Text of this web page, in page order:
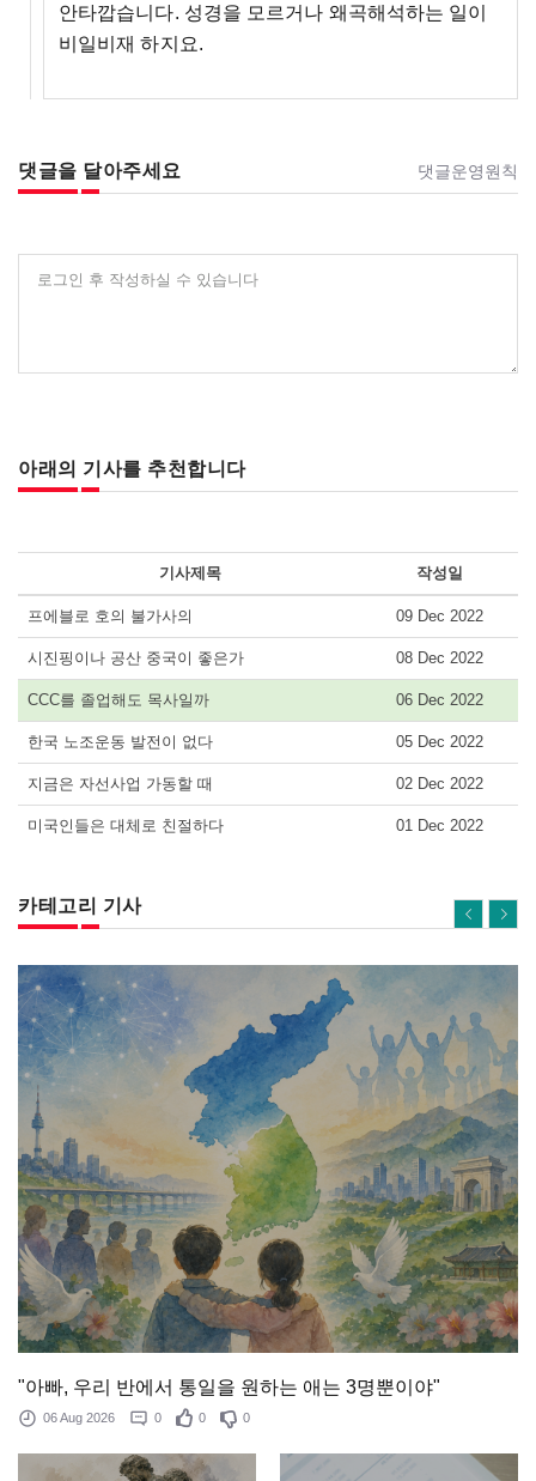
안타깝습니다. 성경을 모르거나 왜곡해석하는 일이
비일비재 하지요.
댓글을 달아주세요 댓글운영원칙
로그인 후 작성하실 수 있습니다
아래의 기사를 추천합니다
기사제목 작성일
프에블로 호의 불가사의 09 Dec 2022
시진핑이나 공산 중국이 좋은가 08 Dec 2022
CCC를 졸업해도 목사일까 06 Dec 2022
한국 노조운동 발전이 없다 05 Dec 2022
지금은 자선사업 가동할 때 02 Dec 2022
미국인들은 대체로 친절하다 01 Dec 2022
카테고리 기사
"아빠, 우리 반에서 통일을 원하는 애는 3명뿐이야"
06 Aug 2026 0 0 0